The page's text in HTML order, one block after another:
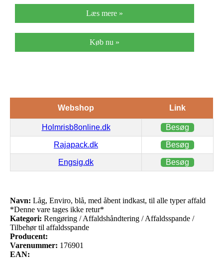
retur*
Læs mere »
Køb nu »
Webshop Link
Holmrisb8online.dk Besøg
Rajapack.dk Besøg
Engsig.dk Besøg
Navn: Låg, Enviro, blå, med åbent indkast, til alle typer affald
*Denne vare tages ikke retur*
Kategori: Rengøring / Affaldshåndtering / Affaldsspande /
Tilbehør til affaldsspande
Producent:
Varenummer: 176901
EAN: